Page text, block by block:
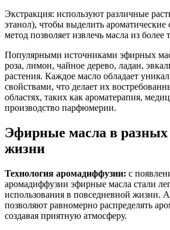
Экстракция: используют различные
этанол), чтобы выделить ароматические
метод позволяет извлечь масла из более
Популярными источниками эфирных
роза, лимон, чайное дерево, ладан,
растения. Каждое масло обладает
свойствами, что делает их
областях, таких как ароматерапия,
производство парфюмерии.
Эфирные масла в разных
жизни
Технология аромадиффузии: с
аромадиффузии эфирные масла стали
использования в повседневной жизни.
позволяют равномерно распределять
создавая приятную атмосферу.